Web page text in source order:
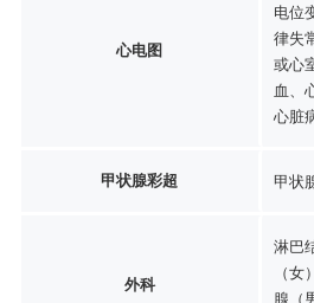
心电图
电位
律失
或心
血、
心脏
甲状腺彩超 甲状
外科
淋巴
（
腺（